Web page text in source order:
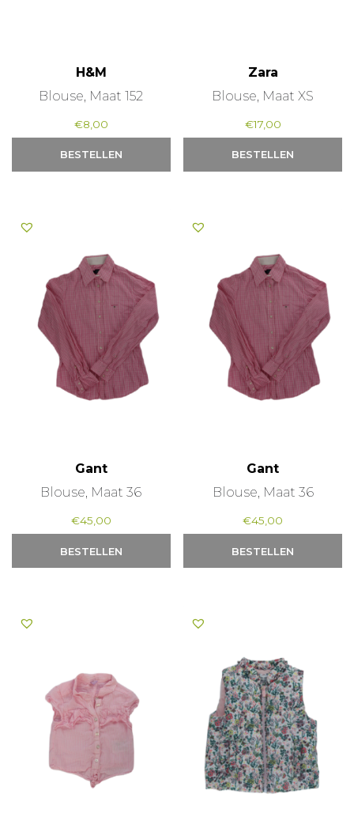
H&M
Blouse, Maat 152
€8,00
BESTELLEN
Zara
Blouse, Maat XS
€17,00
BESTELLEN
Gant
Blouse, Maat 36
€45,00
BESTELLEN
Gant
Blouse, Maat 36
€45,00
BESTELLEN